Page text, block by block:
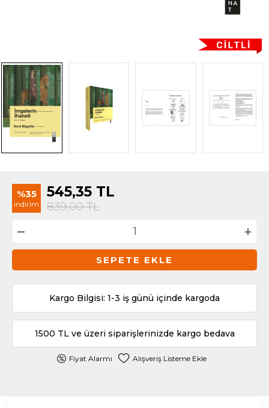
%35
indirim
545,35 TL
839,00TL
SEPETE EKLE
Kargo Bilgisi: 1-3 iş günü içinde kargoda
1500 TL ve üzeri siparişlerinizde kargo bedava
Fiyat Alarmı Alışveriş Listeme Ekle